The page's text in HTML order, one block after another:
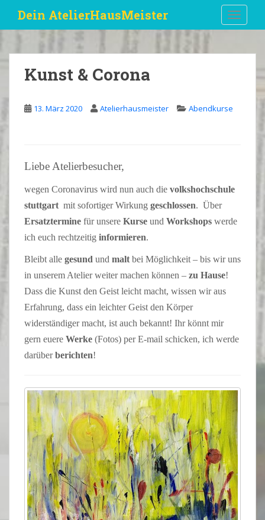
i
n
Dein AtelierHausMeister
Kunst & Corona
13. März 2020 Atelierhausmeister Abendkurse
Liebe Atelierbesucher,
wegen Coronavirus wird nun auch die volkshochschule
stuttgart mit sofortiger Wirkung geschlossen. Über
Ersatztermine für unsere Kurse und Workshops werde
ich euch rechtzeitig informieren.
Bleibt alle gesund und malt bei Möglichkeit – bis wir uns
in unserem Atelier weiter machen können – zu Hause!
Dass die Kunst den Geist leicht macht, wissen wir aus
Erfahrung, dass ein leichter Geist den Körper
widerständiger macht, ist auch bekannt! Ihr könnt mir
gern euere Werke (Fotos) per E-mail schicken, ich werde
darüberberichten!